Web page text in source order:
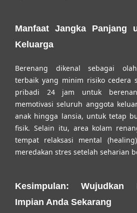
Manfaat Jangka Panjang
Keluarga
Berenang dikenal sebagai
terbaik yang minim risiko cedera
pribadi 24 jam untuk
memotivasi seluruh anggota
anak hingga lansia, untuk tetap
fisik. Selain itu, area kolam
tempat relaksasi mental
meredakan stres setelah seharian
Kesimpulan: Wujudkan
Impian Anda Sekarang